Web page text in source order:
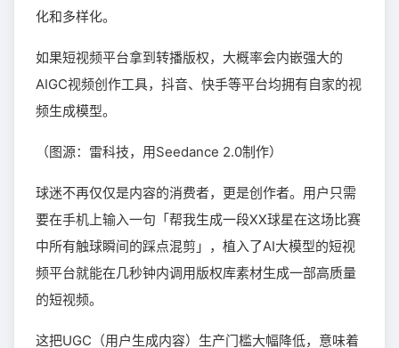
化和多样化。
如果短视频平台拿到转播版权，大概率会内嵌强大的
AIGC视频创作工具，抖音、快手等平台均拥有自家的视
频生成模型。
（图源：雷科技，用Seedance 2.0制作）
球迷不再仅仅是内容的消费者，更是创作者。用户只需
要在手机上输入一句「帮我生成一段XX球星在这场比赛
中所有触球瞬间的踩点混剪」，植入了AI大模型的短视
频平台就能在几秒钟内调用版权库素材生成一部高质量
的短视频。
这把UGC（用户生成内容）生产门槛大幅降低，意味着